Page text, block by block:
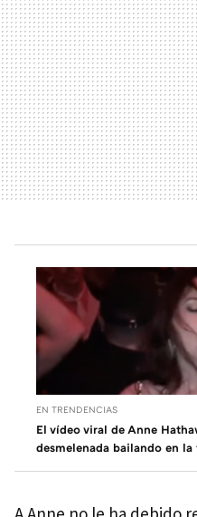
EN TRENDENCIAS
El vídeo viral de Anne
desmelenada bailando en